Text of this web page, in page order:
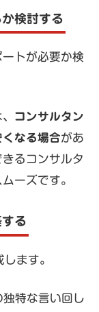
検討する
トが必要か検
コンサルタン
くなる場合があ
るコンサルタ
ーズです。
る
ます。
特な言い回し